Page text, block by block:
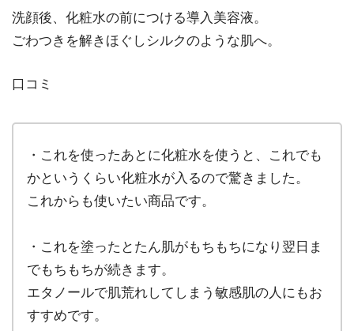
洗顔後、化粧水の前につける導入美容液。
ごわつきを解きほぐしシルクのような肌へ。
口コミ
・これを使ったあとに化粧水を使うと、これでも
かというくらい化粧水が入るので驚きました。
これからも使いたい商品です。
・これを塗ったとたん肌がもちもちになり翌日ま
でもちもちが続きます。
エタノールで肌荒れしてしまう敏感肌の人にもお
すすめです。